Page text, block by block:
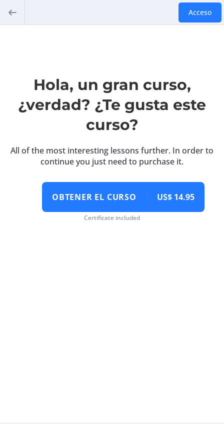
Acceso
Hola, un gran curso,
¿verdad? ¿Te gusta este
curso?
All of the most interesting lessons further. In order to
continue you just need to purchase it.
OBTENER EL CURSO US$ 14.95
Certificate included